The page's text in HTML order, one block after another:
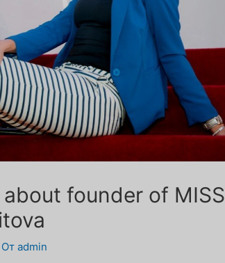
founder of MISS
admin